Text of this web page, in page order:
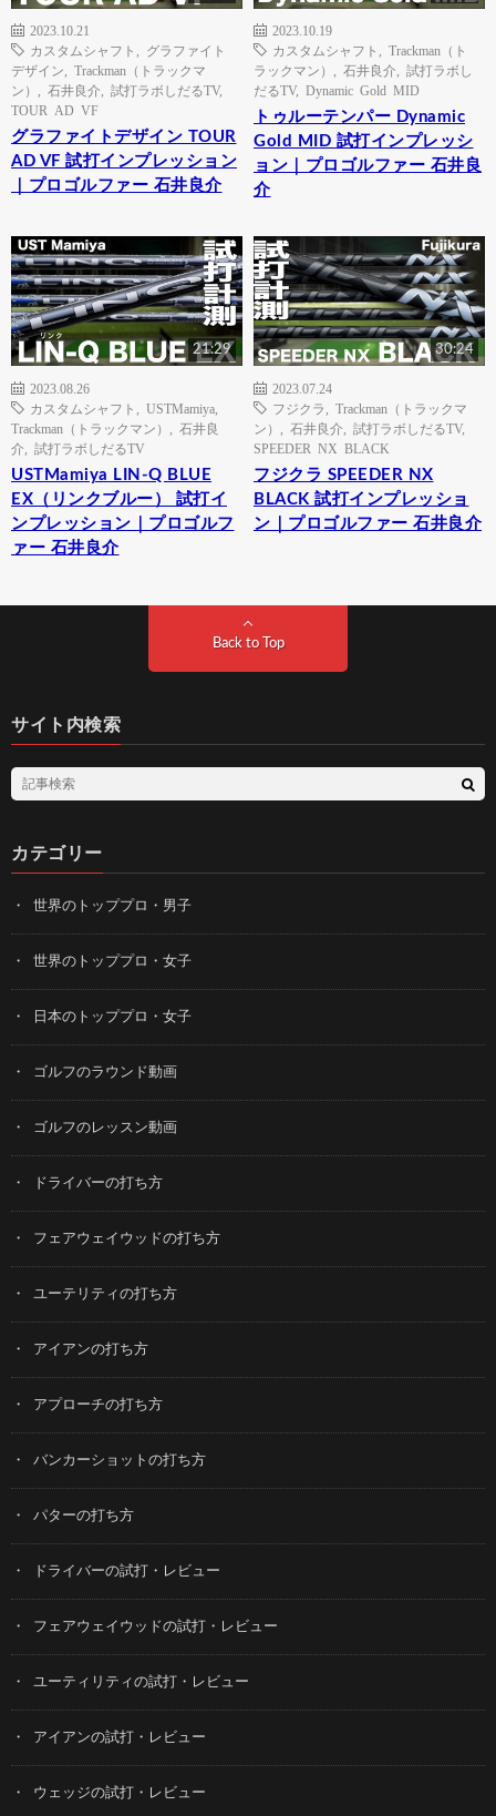
2023.10.21
カスタムシャフト
グラファイト
デザイン
Trackman（トラックマ
ン）
石井良介 試打ラボしだるTV,
TOUR AD VF
グラファイトデザイン TOUR
AD VF 試打インプレッション
｜プロゴルファー 石井良介
2023.10.19
カスタムシャフト
Trackman（ト
ラックマン）
石井良介
試打ラボし
だるTV, Dynamic Gold MID
トゥルーテンパー Dynamic
Gold MID 試打インプレッシ
ョン｜プロゴルファー 石井良
介
21:29
2023.08.26
カスタムシャフト
USTMamiya
Trackman（トラックマン）
石井良
介
試打ラボしだるTV
USTMamiya LIN-Q BLUE
EX（リンクブルー） 試打イ
ンプレッション｜プロゴルフ
ァー 石井良介
30:24
2023.07.24
フジクラ
Trackman（トラックマ
ン）
石井良介 試打ラボしだるTV,
SPEEDER NX BLACK
フジクラ SPEEDER NX
BLACK 試打インプレッショ
ン｜プロゴルファー 石井良介
Back to Top
サイト内検索
カテゴリー
世界のトッププロ・男子
世界のトッププロ・女子
日本のトッププロ・女子
ゴルフのラウンド動画
ゴルフのレッスン動画
ドライバーの打ち方
フェアウェイウッドの打ち方
ユーテリティの打ち方
アイアンの打ち方
アプローチの打ち方
バンカーショットの打ち方
パターの打ち方
ドライバーの試打・レビュー
フェアウェイウッドの試打・レビュー
ユーティリティの試打・レビュー
アイアンの試打・レビュー
ウェッジの試打・レビュー